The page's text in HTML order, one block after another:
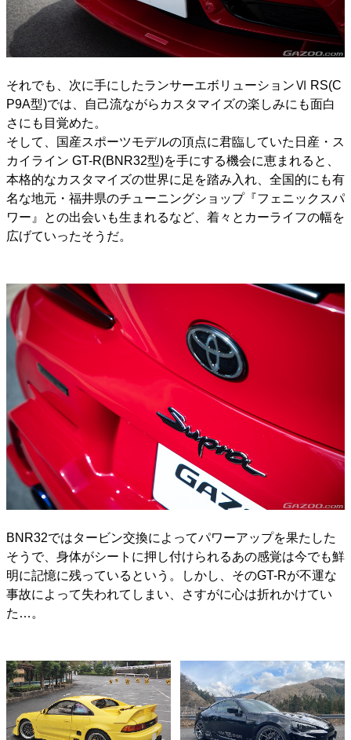
それでも、次に手にしたランサーエボリューションⅥ RS(C
P9A型)では、自己流ながらカスタマイズの楽しみにも面白
さにも目覚めた。
そして、国産スポーツモデルの頂点に君臨していた日産・ス
カイライン GT-R(BNR32型)を手にする機会に恵まれると、
本格的なカスタマイズの世界に足を踏み入れ、全国的にも有
名な地元・福井県のチューニングショップ『フェニックスパ
ワー』との出会いも生まれるなど、着々とカーライフの幅を
広げていったそうだ。
BNR32ではタービン交換によってパワーアップを果たした
そうで、身体がシートに押し付けられるあの感覚は今でも鮮
明に記憶に残っているという。しかし、そのGT-Rが不運な
事故によって失われてしまい、さすがに心は折れかけてい
た…。